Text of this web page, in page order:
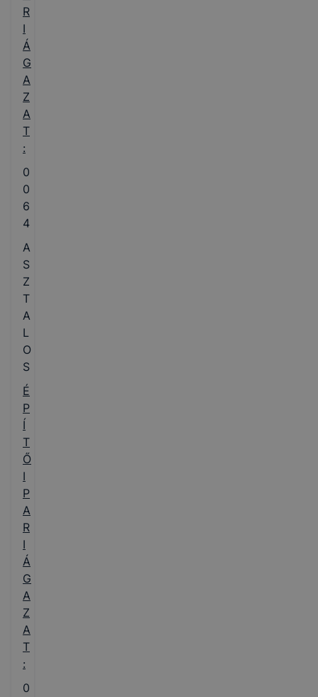
R
I
Á
G
A
Z
A
T
:
0
0
6
4
A
S
Z
T
A
L
O
S
É
P
Í
T
Ő
I
P
A
R
I
Á
G
A
Z
A
T
:
0